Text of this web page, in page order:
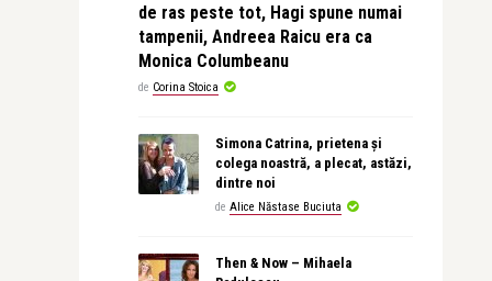
de ras peste tot, Hagi spune numai
tampenii, Andreea Raicu era ca
Monica Columbeanu
de Corina Stoica
Simona Catrina, prietena și
colega noastră, a plecat, astăzi,
dintre noi
de Alice Năstase Buciuta
Then & Now – Mihaela